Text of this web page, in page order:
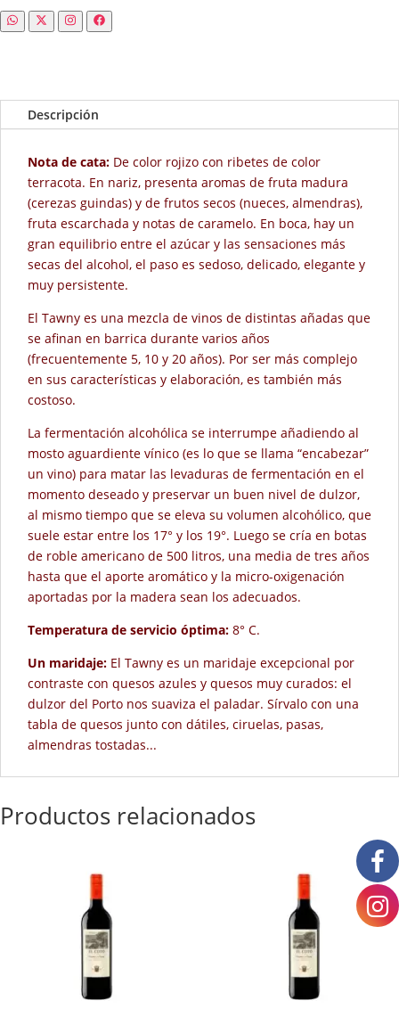
Descripción
Nota de cata: De color rojizo con ribetes de color
terracota. En nariz, presenta aromas de fruta madura
(cerezas guindas) y de frutos secos (nueces, almendras),
fruta escarchada y notas de caramelo. En boca, hay un
gran equilibrio entre el azúcar y las sensaciones más
secas del alcohol, el paso es sedoso, delicado, elegante y
muy persistente.
El Tawny es una mezcla de vinos de distintas añadas que
se afinan en barrica durante varios años
(frecuentemente 5, 10 y 20 años). Por ser más complejo
en sus características y elaboración, es también más
costoso.
La fermentación alcohólica se interrumpe añadiendo al
mosto aguardiente vínico (es lo que se llama “encabezar”
un vino) para matar las levaduras de fermentación en el
momento deseado y preservar un buen nivel de dulzor,
al mismo tiempo que se eleva su volumen alcohólico, que
suele estar entre los 17° y los 19°. Luego se cría en botas
de roble americano de 500 litros, una media de tres años
hasta que el aporte aromático y la micro-oxigenación
aportadas por la madera sean los adecuados.
Temperatura de servicio óptima: 8° C.
Un maridaje: El Tawny es un maridaje excepcional por
contraste con quesos azules y quesos muy curados: el
dulzor del Porto nos suaviza el paladar. Sírvalo con una
tabla de quesos junto con dátiles, ciruelas, pasas,
almendras tostadas...
Productos relacionados